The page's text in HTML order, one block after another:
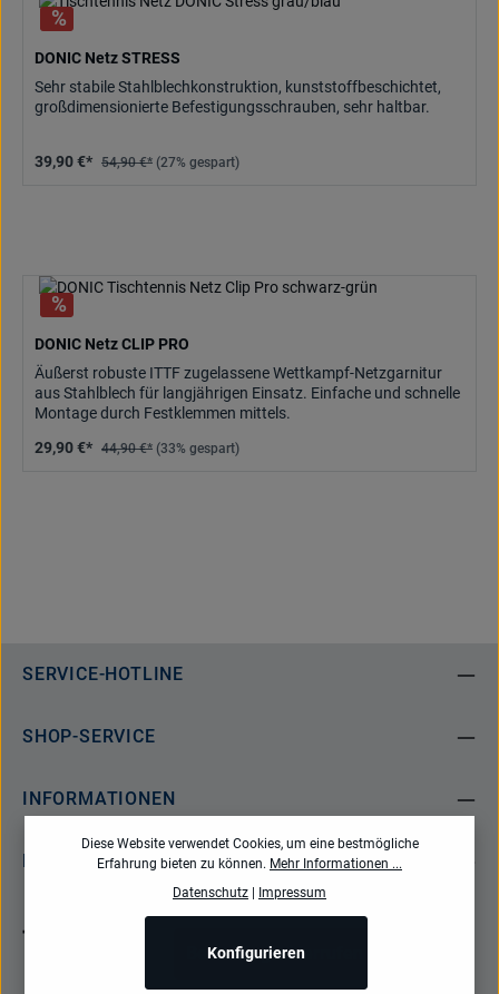
DONIC Netz STRESS
Sehr stabile Stahlblechkonstruktion, kunststoffbeschichtet,
großdimensionierte Befestigungsschrauben, sehr haltbar.
39,90 €* 54,90 €* (27% gespart)
DONIC Netz CLIP PRO
Äußerst robuste ITTF zugelassene Wettkampf-Netzgarnitur
aus Stahlblech für langjährigen Einsatz. Einfache und schnelle
Montage durch Festklemmen mittels.
29,90 €* 44,90 €* (33% gespart)
SERVICE-HOTLINE
SHOP-SERVICE
INFORMATIONEN
NEWSLETTER
Bestellung widerrufen
Diese Website verwendet Cookies, um eine bestmögliche
Erfahrung bieten zu können. Mehr Informationen ...
Datenschutz | Impressum
Konfigurieren